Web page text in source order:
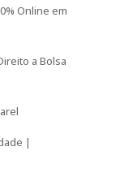
Online em
a Bolsa
|